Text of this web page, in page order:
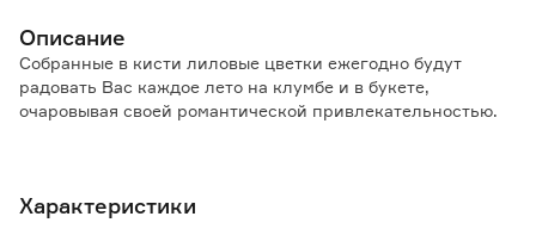
Описание
Собранные в кисти лиловые цветки ежегодно будут
радовать Вас каждое лето на клумбе и в букете,
очаровывая своей романтической привлекательностью.
растет на известкованных, рыхлых почвах.
Характеристики